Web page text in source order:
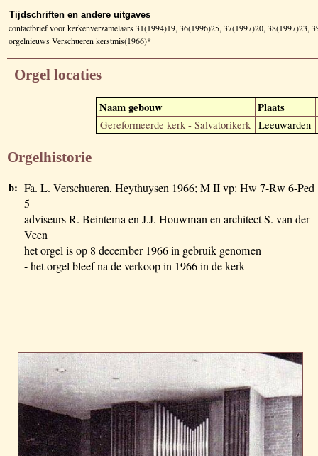
Tijdschriften en andere uitgaves
contactbrief voor kerkenverzamelaars 31(1994)19, 36(1996)25, 37(1997)20, 38(1997)23,
orgelnieuws Verschueren kerstmis(1966)*
Orgel locaties
Naam gebouw Plaats
Gereformeerde kerk - Salvatorikerk Leeuwarden
Orgelhistorie
b: Fa. L. Verschueren, Heythuysen 1966; M II vp: Hw 7-Rw 6-Ped
5
adviseurs R. Beintema en J.J. Houwman en architect S. van der
Veen
het orgel is op 8 december 1966 in gebruik genomen
- het orgel bleef na de verkoop in 1966 in de kerk